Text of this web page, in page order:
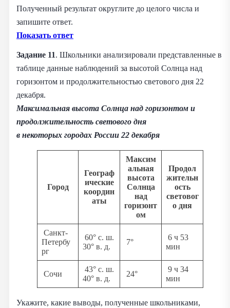
Полученный результат округлите до целого числа и
запишите ответ.
Показать ответ
Задание 11. Школьники анализировали представленные в
таблице данные наблюдений за высотой Солнца над
горизонтом и продолжительностью светового дня 22
декабря.
Максимальная высота Солнца над горизонтом и
продолжительность светового дня
в некоторых городах России 22 декабря
Город
Географ
ические
координ
аты
Максим
альная
высота
Солнца
над
горизонт
ом
Продол
жительн
ость
световог
о дня
Санкт-
Петербу
рг
60° с. ш.
30° в. д.
7°
6 ч 53
мин
Сочи
43° с. ш.
40° в. д.
24°
9 ч 34
мин
Укажите, какие выводы, полученные школьниками,